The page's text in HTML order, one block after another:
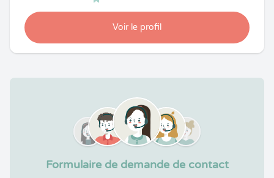
Voir le profil
Formulaire de demande de contact